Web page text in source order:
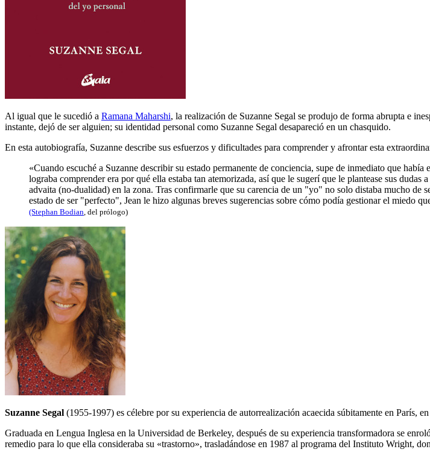
Al igual que le sucedió a Ramana Maharshi, la realización de Suzanne Segal se produjo de forma abrupta e
instante, dejó de ser alguien; su identidad personal como Suzanne Segal desapareció en un chasquido.
En esta autobiografía, Suzanne describe sus esfuerzos y dificultades para comprender y afrontar esta
«Cuando escuché a Suzanne describir su estado permanente de conciencia, supe de inmediato que
lograba comprender era por qué ella estaba tan atemorizada, así que le sugerí que le plantease sus dudas a
advaita (no-dualidad) en la zona. Tras confirmarle que su carencia de un "yo" no solo distaba mucho de
estado de ser "perfecto", Jean le hizo algunas breves sugerencias sobre cómo podía gestionar el miedo
(Stephan Bodian , del prólogo)
Suzanne Segal (1955-1997) es célebre por su experiencia de autorrealización acaecida súbitamente en París,
Graduada en Lengua Inglesa en la Universidad de Berkeley, después de su experiencia transformadora se
remedio para lo que ella consideraba su «trastorno», trasladándose en 1987 al programa del Instituto Wright,